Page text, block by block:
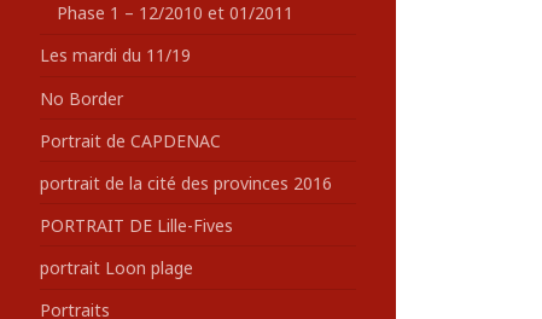
Phase 1 – 12/2010 et 01/2011
Les mardi du 11/19
No Border
Portrait de CAPDENAC
portrait de la cité des provinces 2016
PORTRAIT DE Lille-Fives
portrait Loon plage
Portraits